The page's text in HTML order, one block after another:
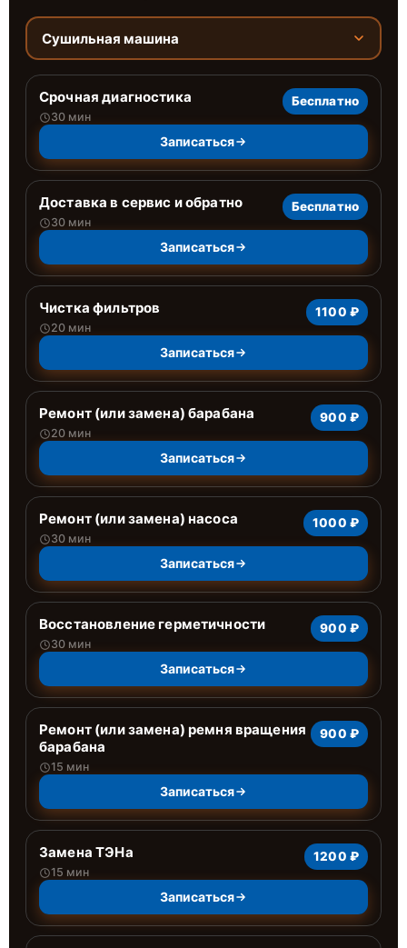
Сушильная машина
Срочная диагностика
30 мин
Бесплатно
Записаться
Доставка в сервис и обратно
30 мин
Бесплатно
Записаться
Чистка фильтров
20 мин
1100 ₽
Записаться
Ремонт (или замена) барабана
20 мин
900 ₽
Записаться
Ремонт (или замена) насоса
30 мин
1000 ₽
Записаться
Восстановление герметичности
30 мин
900 ₽
Записаться
Ремонт (или замена) ремня вращения
барабана
15 мин
900 ₽
Записаться
Замена ТЭНа
15 мин
1200 ₽
Записаться